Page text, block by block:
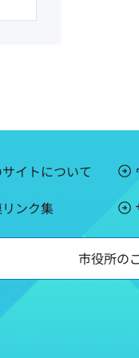
イトについて
ンク集
市役所の